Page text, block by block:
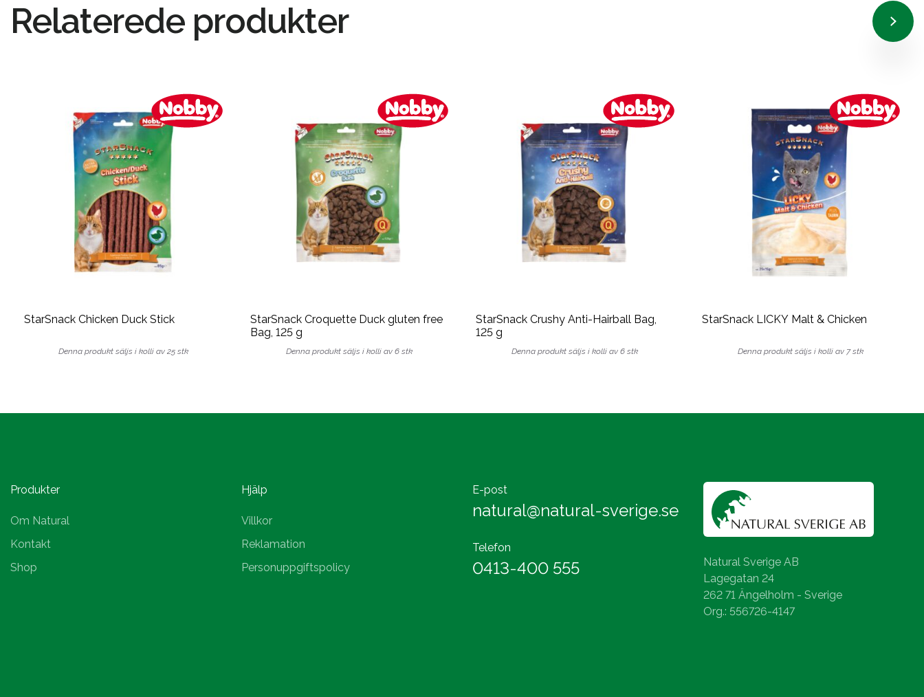
Relaterede produkter
StarSnack Chicken Duck Stick
Denna produkt säljs i kolli av 25 stk
StarSnack Croquette Duck gluten free
Bag, 125 g
Denna produkt säljs i kolli av 6 stk
StarSnack Crushy Anti-Hairball Bag,
125 g
Denna produkt säljs i kolli av 6 stk
StarSnack LICKY Malt & Chicken
Denna produkt säljs i kolli av 7 stk
Produkter
Om Natural
Kontakt
Shop
Hjälp
Villkor
Reklamation
Personuppgiftspolicy
E-post
natural@natural-sverige.se
Telefon
0413-400 555
Natural Sverige AB
Lagegatan 24
262 71 Ängelholm - Sverige
Org.: 556726-4147